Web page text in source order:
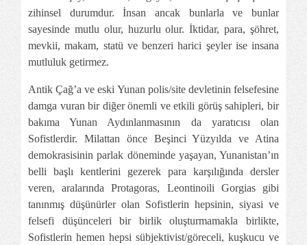
zihinsel durumdur. İnsan ancak bunlarla ve bunlar
sayesinde mutlu olur, huzurlu olur. İktidar, para, şöhret,
mevkii, makam, statü ve benzeri harici şeyler ise insana
mutluluk getirmez.
Antik Çağ’a ve eski Yunan polis/site devletinin felsefesine
damga vuran bir diğer önemli ve etkili görüş sahipleri, bir
bakıma Yunan Aydınlanmasının da yaratıcısı olan
Sofistlerdir. Milattan önce Beşinci Yüzyılda ve Atina
demokrasisinin parlak döneminde yaşayan, Yunanistan’ın
belli başlı kentlerini gezerek para karşılığında dersler
veren, aralarında Protagoras, Leontinoili Gorgias gibi
tanınmış düşünürler olan Sofistlerin hepsinin, siyasi ve
felsefi düşünceleri bir birlik oluşturmamakla birlikte,
Sofistlerin hemen hepsi sübjektivist/göreceli, kuşkucu ve